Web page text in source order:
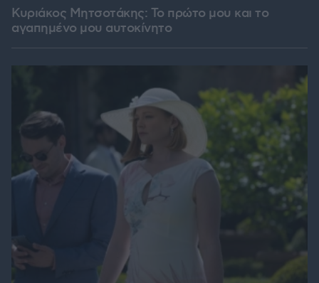
Κυριάκος Μητσοτάκης: Το πρώτο μου και το
αγαπημένο μου αυτοκίνητο